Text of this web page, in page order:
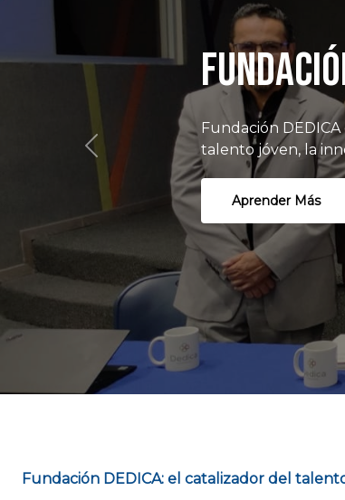
Open
Innovación
Previous
Fundación DEDICA: el catalizador del